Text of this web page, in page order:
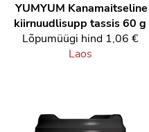
YUMYUM Kanamaitseline
kiirnuudlisupp tassis 60 g
Lõpumüügi hind 1,06 €
Laos